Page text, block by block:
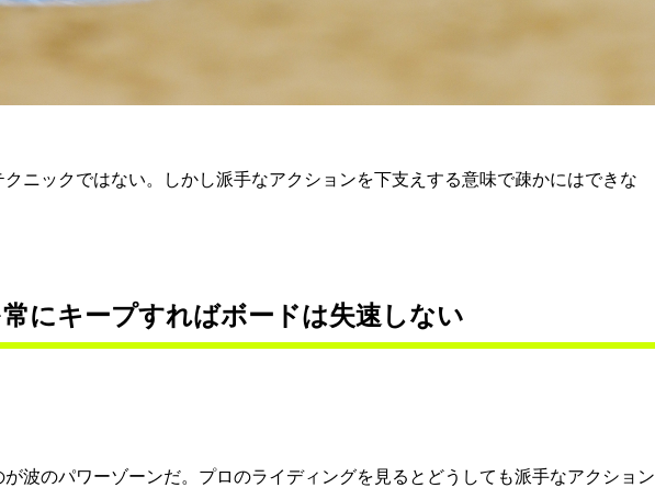
ニックではない。しかし派手なアクションを下支えする意味で疎かにはできな
にキープすればボードは失速しない
波のパワーゾーンだ。プロのライディングを見るとどうしても派手なアクション